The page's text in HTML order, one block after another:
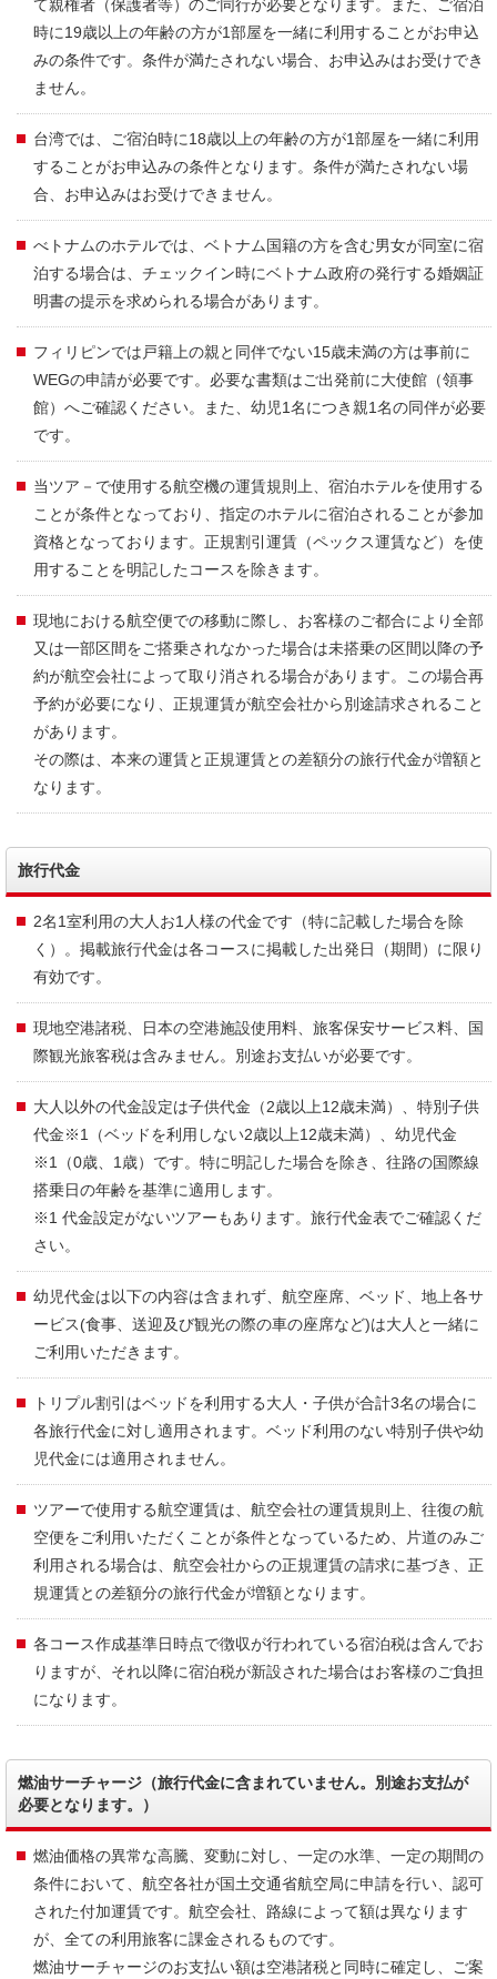
て親権者（保護者等）のご同行が必要となります。また、ご宿泊
時に19歳以上の年齢の方が1部屋を一緒に利用することがお申込
みの条件です。条件が満たされない場合、お申込みはお受けでき
ません。
台湾では、ご宿泊時に18歳以上の年齢の方が1部屋を一緒に利用
することがお申込みの条件となります。条件が満たされない場
合、お申込みはお受けできません。
べトナムのホテルでは、ベトナム国籍の方を含む男女が同室に宿
泊する場合は、チェックイン時にベトナム政府の発行する婚姻証
明書の提示を求められる場合があります。
フィリピンでは戸籍上の親と同伴でない15歳未満の方は事前に
WEGの申請が必要です。必要な書類はご出発前に大使館（領事
館）へご確認ください。また、幼児1名につき親1名の同伴が必要
です。
当ツア－で使用する航空機の運賃規則上、宿泊ホテルを使用する
ことが条件となっており、指定のホテルに宿泊されることが参加
資格となっております。正規割引運賃（ペックス運賃など）を使
用することを明記したコースを除きます。
現地における航空便での移動に際し、お客様のご都合により全部
又は一部区間をご搭乗されなかった場合は未搭乗の区間以降の予
約が航空会社によって取り消される場合があります。この場合再
予約が必要になり、正規運賃が航空会社から別途請求されること
があります。
その際は、本来の運賃と正規運賃との差額分の旅行代金が増額と
なります。
旅行代金
2名1室利用の大人お1人様の代金です（特に記載した場合を除
く）。掲載旅行代金は各コースに掲載した出発日（期間）に限り
有効です。
現地空港諸税、日本の空港施設使用料、旅客保安サービス料、国
際観光旅客税は含みません。別途お支払いが必要です。
大人以外の代金設定は子供代金（2歳以上12歳未満）、特別子供
代金※1（ベッドを利用しない2歳以上12歳未満）、幼児代金
※1（0歳、1歳）です。特に明記した場合を除き、往路の国際線
搭乗日の年齢を基準に適用します。
※1 代金設定がないツアーもあります。旅行代金表でご確認くだ
さい。
幼児代金は以下の内容は含まれず、航空座席、ベッド、地上各サ
ービス(食事、送迎及び観光の際の車の座席など)は大人と一緒に
ご利用いただきます。
トリプル割引はベッドを利用する大人・子供が合計3名の場合に
各旅行代金に対し適用されます。ベッド利用のない特別子供や幼
児代金には適用されません。
ツアーで使用する航空運賃は、航空会社の運賃規則上、往復の航
空便をご利用いただくことが条件となっているため、片道のみご
利用される場合は、航空会社からの正規運賃の請求に基づき、正
規運賃との差額分の旅行代金が増額となります。
各コース作成基準日時点で徴収が行われている宿泊税は含んでお
りますが、それ以降に宿泊税が新設された場合はお客様のご負担
になります。
燃油サーチャージ（旅行代金に含まれていません。別途お支払が
必要となります。）
燃油価格の異常な高騰、変動に対し、一定の水準、一定の期間の
条件において、航空各社が国土交通省航空局に申請を行い、認可
された付加運賃です。航空会社、路線によって額は異なります
が、全ての利用旅客に課金されるものです。
燃油サーチャージのお支払い額は空港諸税と同時に確定し、ご案